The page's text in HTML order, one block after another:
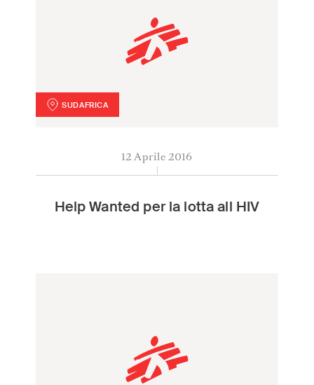
SUDAFRICA
12 Aprile 2016
Help Wanted per la lotta all HIV